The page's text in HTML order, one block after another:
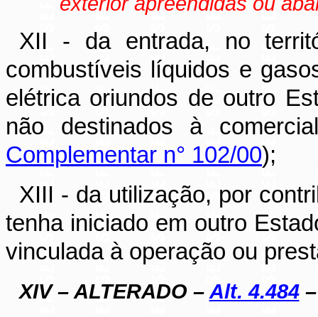
XII - da entrada, no
combustíveis líquidos e
elétrica oriundos de outro
não destinados à
Complementar n° 102/00);
XIII - da utilização, por
tenha iniciado em outro
vinculada à operação ou
XIV – ALTERADO – Alt. 4.484–